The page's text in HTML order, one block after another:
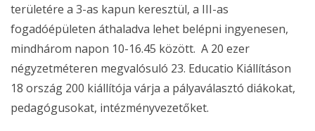
területére a 3-as kapun keresztül, a III-as
fogadóépületen áthaladva lehet belépni ingyenesen,
mindhárom napon 10-16.45 között. A 20 ezer
négyzetméteren megvalósuló 23. Educatio Kiállításon
18 ország 200 kiállítója várja a pályaválasztó diákokat,
pedagógusokat, intézményvezetőket.